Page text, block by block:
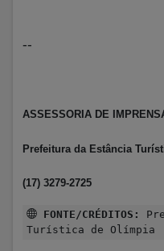
--
ASSESSORIA DE
Prefeitura da Estância
(17) 3279-2725
FONTE/CRÉDITOS:
Turística de Olímpia